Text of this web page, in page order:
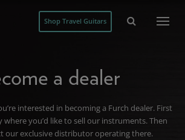
Shop Travel Guitars
a dealer
interested in becoming a Furch dealer. First
you’d like to sell our instruments. Then
our exclusive distributor operating there.